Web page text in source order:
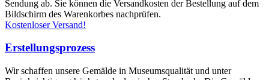
Sendung ab. Sie können die Versandkosten der Bestellung auf dem
Bildschirm des Warenkorbes nachprüfen.
Kostenloser Versand!
Erstellungsprozess
Wir schaffen unsere Gemälde in Museumsqualität und unter